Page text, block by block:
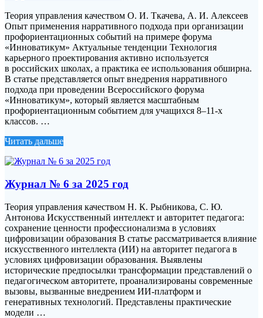
Теория управления качеством О. И. Ткачева, А. И. Алексеев
Опыт применения нарративного подхода при организации
профориентационных событий на примере форума
«Инноватикум» Актуальные тенденции Технология
карьерного проектирования активно используется
в российских школах, а практика ее использования обширна.
В статье представляется опыт внедрения нарративного
подхода при проведении Всероссийского форума
«Инноватикум», который является масштабным
профориентационным событием для учащихся 8–11-х
классов. …
Читать дальше
Журнал № 6 за 2025 год
Теория управления качеством Н. К. Рыбникова, С. Ю.
Антонова Искусственный интеллект и авторитет педагога:
сохранение ценности профессионализма в условиях
цифровизации образования В статье рассматривается влияние
искусственного интеллекта (ИИ) на авторитет педагога в
условиях цифровизации образования. Выявлены
исторические предпосылки трансформации представлений о
педагогическом авторитете, проанализированы современные
вызовы, вызванные внедрением ИИ-платформ и
генеративных технологий. Представлены практические
модели …